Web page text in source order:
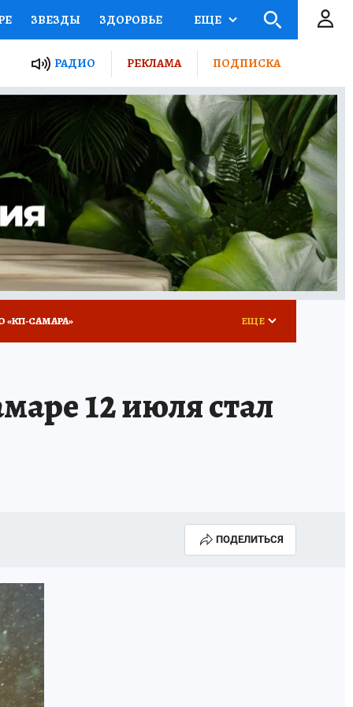
ЗВЕЗДЫ ЗДОРОВЬЕ
ПРОЕКТЫ РОССИИ
ПУТЕВОДИТЕЛЬ
ТУРИЗМ
ВСЕ О КП РАДИО КП
ЕЩЕ
РАДИО РЕКЛАМА ПОДПИСКА
«КП-САМАРА»
ДЕНЬ ПОБЕДЫ В САМАРЕ 2025
ЕЩЕ
12 июля стал
ПОДЕЛИТЬСЯ